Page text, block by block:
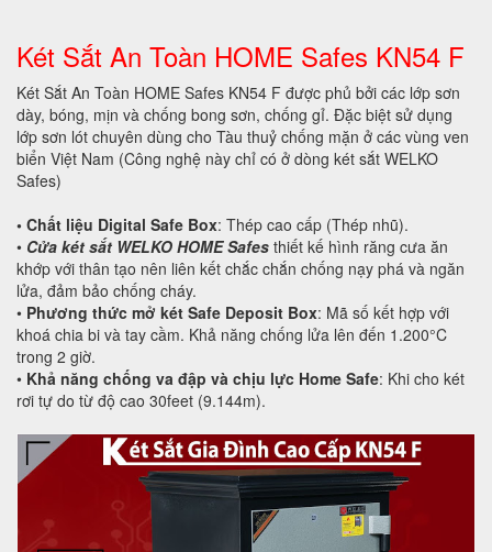
Két Sắt An Toàn HOME Safes KN54 F
Két Sắt An Toàn HOME Safes KN54 F được phủ bởi các lớp sơn
dày, bóng, mịn và chống bong sơn, chống gỉ. Đặc biệt sử dụng
lớp sơn lót chuyên dùng cho Tàu thuỷ chống mặn ở các vùng ven
biển Việt Nam (Công nghệ này chỉ có ở dòng két sắt WELKO
Safes)
• Chất liệu Digital Safe Box: Thép cao cấp (Thép nhũ).
• Cửa két sắt WELKO HOME Safes thiết kế hình răng cưa ăn
khớp với thân tạo nên liên kết chắc chắn chống nạy phá và ngăn
lửa, đảm bảo chống cháy.
• Phương thức mở két Safe Deposit Box: Mã số kết hợp với
khoá chia bi và tay cầm. Khả năng chống lửa lên đến 1.200°C
trong 2 giờ.
• Khả năng chống va đập và chịu lực Home Safe: Khi cho két
rơi tự do từ độ cao 30feet (9.144m).